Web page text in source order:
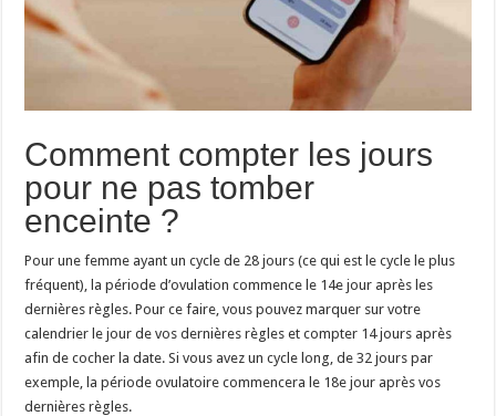
Comment compter les jours
pour ne pas tomber
enceinte ?
Pour une femme ayant un cycle de 28 jours (ce qui est le cycle le plus
fréquent), la période d’ovulation commence le 14e jour après les
dernières règles. Pour ce faire, vous pouvez marquer sur votre
calendrier le jour de vos dernières règles et compter 14 jours après
afin de cocher la date. Si vous avez un cycle long, de 32 jours par
exemple, la période ovulatoire commencera le 18e jour après vos
dernières règles.